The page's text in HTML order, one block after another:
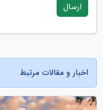
ارسال
اخبار و مقالات مرتبط